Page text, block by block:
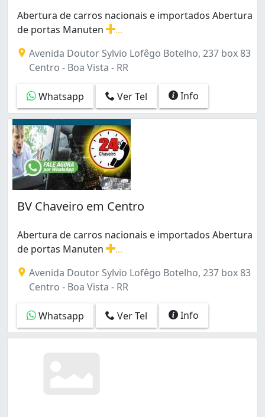
Mecejana (5)
Santa Tereza (1)
São Francisco (2)
Treze de Setembro (1)
Abertura de carros nacionais e importados Abertura
de portas Manuten
Avenida Doutor Sylvio Lofêgo Botelho, 237 box 83
Centro - Boa Vista - RR
Whatsapp Ver Tel Info
BV Chaveiro em Centro
Abertura de carros nacionais e importados Abertura
de portas Manuten
Avenida Doutor Sylvio Lofêgo Botelho, 237 box 83
Centro - Boa Vista - RR
Whatsapp Ver Tel Info